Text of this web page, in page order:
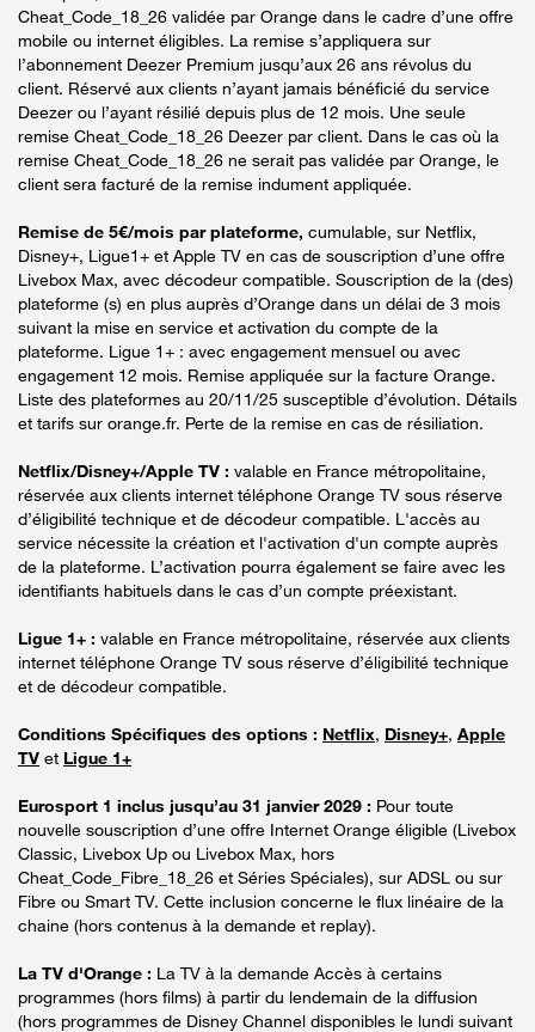
Cheat_Code_18_26 validée par Orange dans le cadre d’une offre
mobile ou internet éligibles. La remise s’appliquera sur
l’abonnement Deezer Premium jusqu’aux 26 ans révolus du
client. Réservé aux clients n’ayant jamais bénéficié du service
Deezer ou l’ayant résilié depuis plus de 12 mois. Une seule
remise Cheat_Code_18_26 Deezer par client. Dans le cas où la
remise Cheat_Code_18_26 ne serait pas validée par Orange, le
client sera facturé de la remise indument appliquée.
Remise de 5€/mois par plateforme, cumulable, sur Netflix,
Disney+, Ligue1+ et Apple TV en cas de souscription d’une offre
Livebox Max, avec décodeur compatible. Souscription de la (des)
plateforme (s) en plus auprès d’Orange dans un délai de 3 mois
suivant la mise en service et activation du compte de la
plateforme. Ligue 1+ : avec engagement mensuel ou avec
engagement 12 mois. Remise appliquée sur la facture Orange.
Liste des plateformes au 20/11/25 susceptible d’évolution. Détails
et tarifs sur orange.fr. Perte de la remise en cas de résiliation.
Netflix/Disney+/Apple TV : valable en France métropolitaine,
réservée aux clients internet téléphone Orange TV sous réserve
d’éligibilité technique et de décodeur compatible. L'accès au
service nécessite la création et l'activation d'un compte auprès
de la plateforme. L’activation pourra également se faire avec les
identifiants habituels dans le cas d’un compte préexistant.
Ligue 1+ : valable en France métropolitaine, réservée aux clients
internet téléphone Orange TV sous réserve d’éligibilité technique
et de décodeur compatible.
Conditions Spécifiques des options : Netflix, Disney+, Apple
TV et Ligue 1+
Eurosport 1 inclus jusqu’au 31 janvier 2029 : Pour toute
nouvelle souscription d’une offre Internet Orange éligible (Livebox
Classic, Livebox Up ou Livebox Max, hors
Cheat_Code_Fibre_18_26 et Séries Spéciales), sur ADSL ou sur
Fibre ou Smart TV. Cette inclusion concerne le flux linéaire de la
chaine (hors contenus à la demande et replay).
La TV d'Orange : La TV à la demande Accès à certains
programmes (hors films) à partir du lendemain de la diffusion
(hors programmes de Disney Channel disponibles le lundi suivant